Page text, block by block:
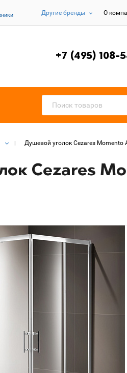
Другие бренды О
+7 (495) 108-
Душевой уголок Cezares Momento
Cezares